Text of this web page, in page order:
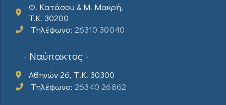
Φ. Κατάσου & Μ. Μακρή,
T.K. 30200
Τηλέφωνο: 26310 30040
- Ναύπακτος -
Αθηνών 26, Τ.Κ. 30300
Τηλέφωνο: 26340 26862